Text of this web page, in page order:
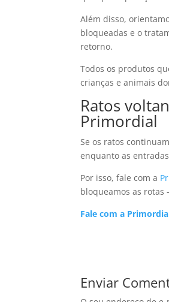
Além disso,
bloqueadas e o
retorno.
Todos os produtos
crianças e animais
Ratos
Primordial
Se os ratos
enquanto as
Por isso, fale com a
bloqueamos as
Fale com a
Enviar